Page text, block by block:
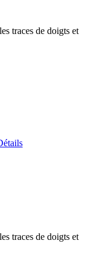
traces de doigts et
traces de doigts et